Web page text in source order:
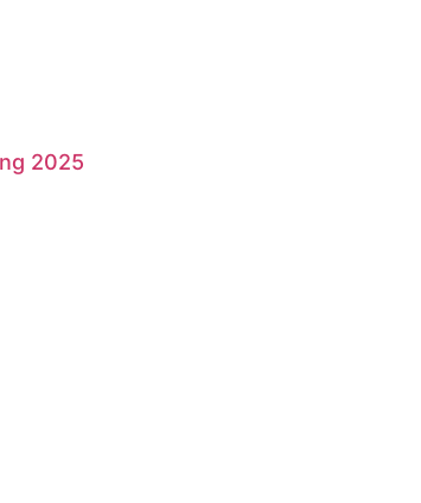
2025